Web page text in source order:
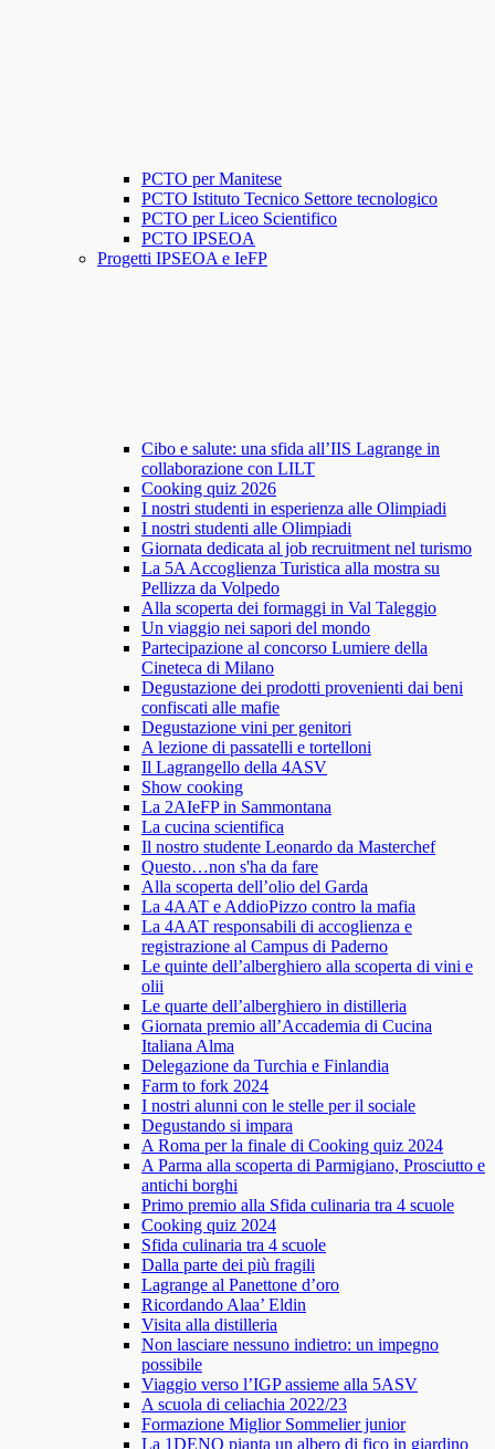
PCTO per Manitese
PCTO Istituto Tecnico Settore tecnologico
PCTO per Liceo Scientifico
PCTO IPSEOA
Progetti IPSEOA e IeFP
Cibo e salute: una sfida all’IIS Lagrange in
collaborazione con LILT
Cooking quiz 2026
I nostri studenti in esperienza alle Olimpiadi
I nostri studenti alle Olimpiadi
Giornata dedicata al job recruitment nel turismo
La 5A Accoglienza Turistica alla mostra su
Pellizza da Volpedo
Alla scoperta dei formaggi in Val Taleggio
Un viaggio nei sapori del mondo
Partecipazione al concorso Lumiere della
Cineteca di Milano
Degustazione dei prodotti provenienti dai beni
confiscati alle mafie
Degustazione vini per genitori
A lezione di passatelli e tortelloni
Il Lagrangello della 4ASV
Show cooking
La 2AIeFP in Sammontana
La cucina scientifica
Il nostro studente Leonardo da Masterchef
Questo…non s'ha da fare
Alla scoperta dell’olio del Garda
La 4AAT e AddioPizzo contro la mafia
La 4AAT responsabili di accoglienza e
registrazione al Campus di Paderno
Le quinte dell’alberghiero alla scoperta di vini e
olii
Le quarte dell’alberghiero in distilleria
Giornata premio all’Accademia di Cucina
Italiana Alma
Delegazione da Turchia e Finlandia
Farm to fork 2024
I nostri alunni con le stelle per il sociale
Degustando si impara
A Roma per la finale di Cooking quiz 2024
A Parma alla scoperta di Parmigiano, Prosciutto e
antichi borghi
Primo premio alla Sfida culinaria tra 4 scuole
Cooking quiz 2024
Sfida culinaria tra 4 scuole
Dalla parte dei più fragili
Lagrange al Panettone d’oro
Ricordando Alaa’ Eldin
Visita alla distilleria
Non lasciare nessuno indietro: un impegno
possibile
Viaggio verso l’IGP assieme alla 5ASV
A scuola di celiachia 2022/23
Formazione Miglior Sommelier junior
La 1DENO pianta un albero di fico in giardino